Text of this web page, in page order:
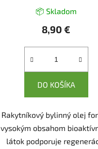
📦 Skladom
8,90 €
DO KOŠÍKA
Rakytníkový bylinný olej
vysokým obsahom
látok podporuje